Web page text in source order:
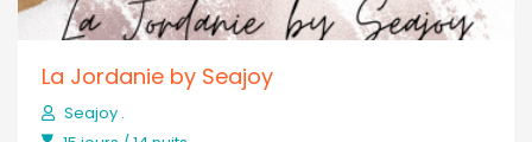
La Jordanie by Seajoy
Seajoy .